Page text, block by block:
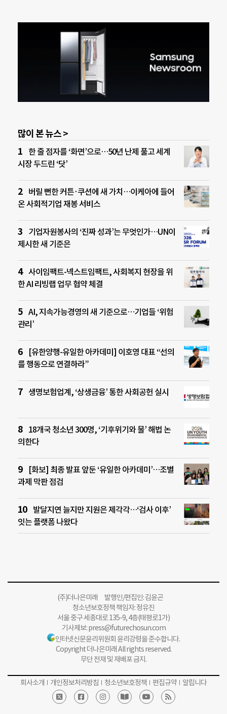
많이 본 뉴스 >
한 줄 점자를 ‘화면’으로…50년 난제 풀고 세계
시장 두드린 ‘닷’
버릴 뻔한 커튼·쿠션에 새 가치…이케아에 들어
온 사회적기업 재봉 서비스
기업자원봉사의 ‘진짜 성과’는 무엇인가…UN이
제시한 새 기준은
사이임팩트-넥스트임팩트, 사회복지 현장을 위
한 AI 리빙랩 업무 협약 체결
AI, 지속가능경영의 새 기준으로…기업들 ‘위험
관리’
[유한양행-유일한 아카데미] 이호영 대표 “선의
를 행동으로 연결하라”
생명보험업계, ‘상생금융’ 통한 사회공헌 실시
18개국 청소년 300명, ‘기후위기와 물’ 해법 논
의한다
[화보] 최종 발표 앞둔 ‘유일한 아카데미’…조별
과제 막판 점검
발달지연 늘지만 지원은 제각각…‘검사 이후’
잇는 플랫폼 나왔다
(주)더나은미래 발행인/편집인: 김윤곤
청소년보호정책 책임자: 정유진
서울 중구 세종대로 135-9, 4층(태평로1가)
기사제보:press@futurechosun.com
인터넷신문윤리위원회 윤리강령을 준수합니다.
Copyright 더나은미래 All rights reserved.
무단 전재 및 재배포 금지.
회사소개 개인정보처리방침 청소년보호정책 편집규약 알립니다